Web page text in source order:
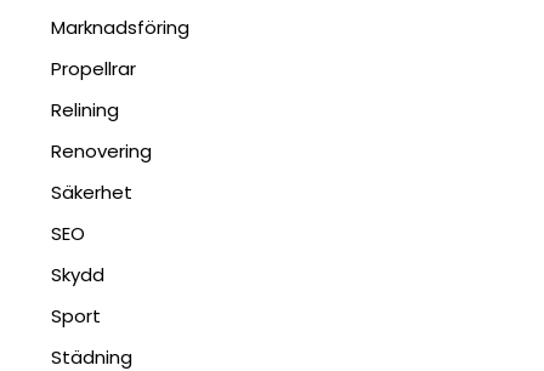
Marknadsföring
Propellrar
Relining
Renovering
Säkerhet
SEO
Skydd
Sport
Städning